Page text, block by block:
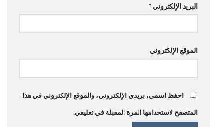
البريد الإلكتروني *
الموقع الإلكتروني
احفظ اسمي، بريدي الإلكتروني، والموقع الإلكتروني في هذا
المتصفح لاستخدامها المرة المقبلة في تعليقي.